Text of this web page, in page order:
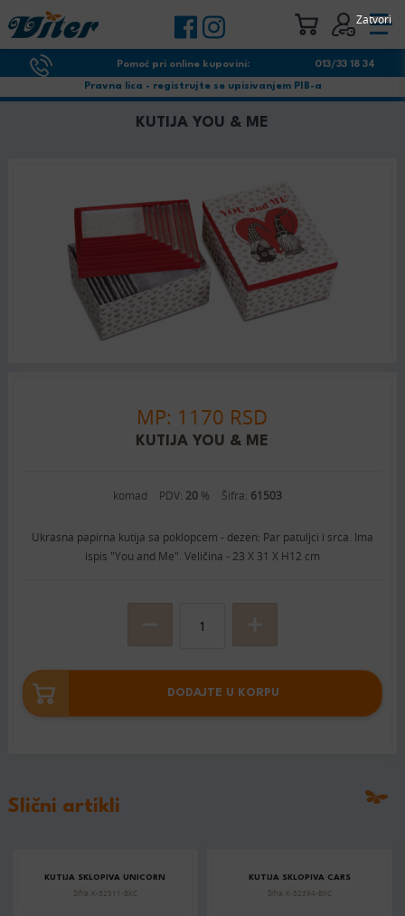
Pomoć pri online kupovini: 013/33 18 34
Pravna lica - registrujte se upisivanjem PIB-a
KUTIJA YOU & ME
MP: 1170 RSD
KUTIJA YOU & ME
komad PDV: 20 % Šifra: 61503
Ukrasna papirna kutija sa poklopcem - dezen: Par patuljci i srca. Ima
ispis "You and Me". Veličina - 23 X 31 X H12 cm
DODAJTE U KORPU
Slični artikli
KUTIJA SKLOPIVA UNICORN
Šifra: K-32511-BXC
KUTIJA SKLOPIVA CARS
Šifra: K-32394-BXC
Zatvori